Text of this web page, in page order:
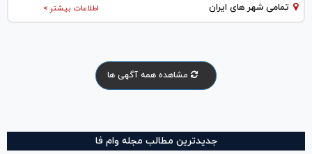
اطلاعات بیشتر > تمامی شهر های ایران
مشاهده همه آگهی ها
جدیدترین مطالب مجله وام فا